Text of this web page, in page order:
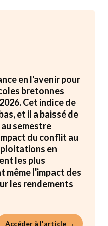
en l'avenir pour
bretonnes
Cet indice de
et il a baissé de
semestre
du conflit au
en
les plus
même l'impact des
les rendements
Accéder à l'article →